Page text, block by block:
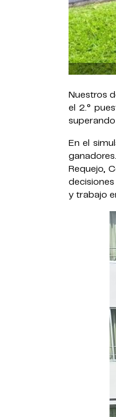
Nuestros
el 2.°
En el
Requejo,
y trabajo